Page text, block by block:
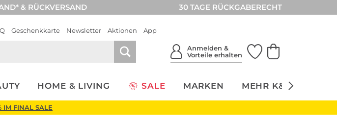
& RÜCKVERSAND 30 TAGE RÜCKGABERECHT
Geschenkkarte Newsletter Aktionen App
Anmelden &
Vorteile erhalten
HOME & LIVING SALE MARKEN MEHR K&Ö
IM FINAL SALE